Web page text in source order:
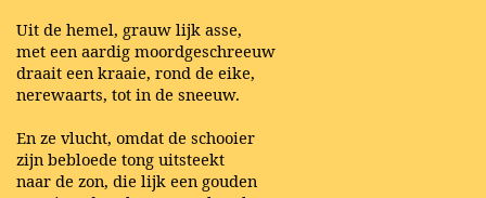
Uit de hemel, grauw lijk asse,
met een aardig moordgeschreeuw
draait een kraaie, rond de eike,
nerewaarts, tot in de sneeuw.
En ze vlucht, omdat de schooier
zijn bebloede tong uitsteekt
naar de zon, die lijk een gouden